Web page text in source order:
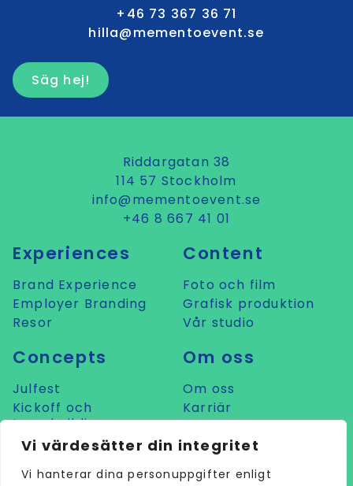
Vi värdesätter din integritet
Vi hanterar dina personuppgifter enligt
+46 73 367 36 71
hilla@mementoevent.se
Säg hej!
Riddargatan 38
114 57 Stockholm
info@mementoevent.se
+46 8 667 41 01
Experiences
Brand Experience
Employer Branding
Resor
Content
Foto och film
Grafisk produktion
Vår studio
Concepts
Julfest
Kickoff och
teambuilding
Konferens
Mat och dryck
Om oss
Om oss
Karriär